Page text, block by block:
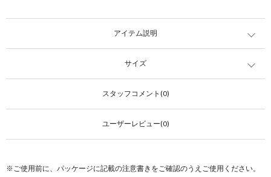
アイテム説明
サイズ
スタッフコメント(0)
ユーザーレビュー(0)
※ご使用前に、パッケージに記載の注意書きをご確認のうえご使用ください。